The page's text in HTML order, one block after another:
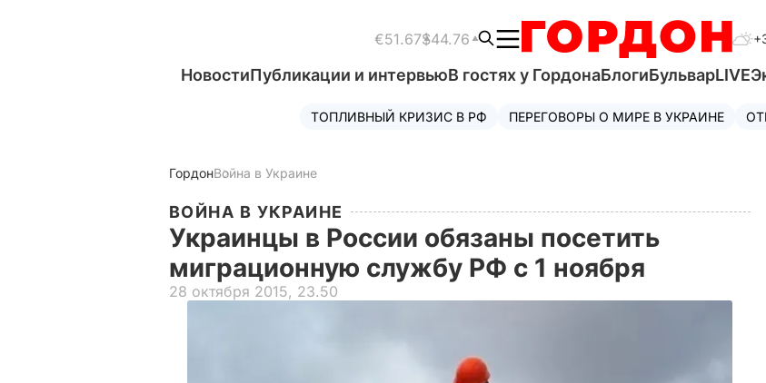
€51.67$44.76
НовостиПубликации и интервьюВ гостях у ГордонаБлогиБульварLIVE
ТОПЛИВНЫЙ КРИЗИС В РФ ПЕРЕГОВОРЫ О МИРЕ В УКРАИНЕ
ГордонВойна в Украине
ВОЙНА В УКРАИНЕ
Украинцы в России обязаны посетить
миграционную службу РФ с 1 ноября
28 октября 2015, 23.50